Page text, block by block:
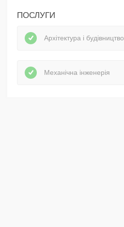
ПОСЛУГИ
Архітектура і будівництво
Механічна інженерія